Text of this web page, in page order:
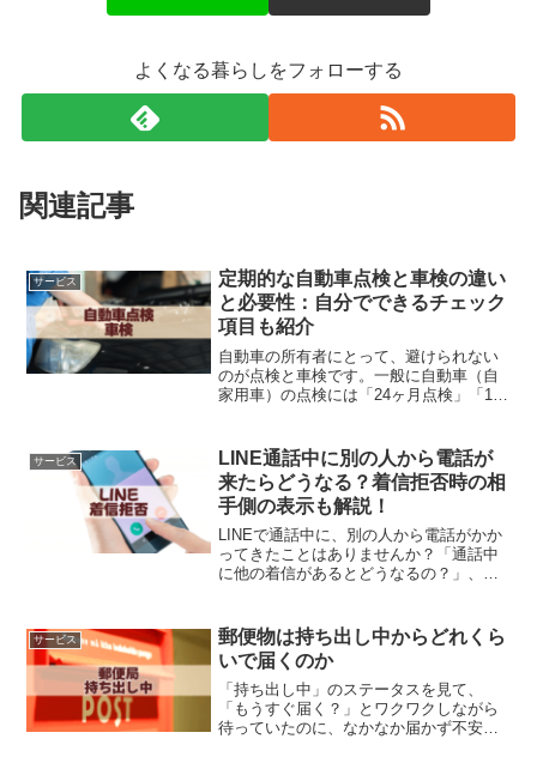
よくなる暮らしをフォローする
関連記事
サービス
定期的な自動車点検と車検の違い
と必要性：自分でできるチェック
項目も紹介
自動車の所有者にとって、避けられない
のが点検と車検です。一般に自動車（自
家用車）の点検には「24ヶ月点検」「12
でしょうか？点検の費用は期間によって
異なりますし、適切な...
サービス
LINE通話中に別の人から電話が
来たらどうなる？着信拒否時の相
手側の表示も解説！
LINEで通話中に、別の人から電話がかか
ってきたことはありませんか？「通話中
に他の着信があるとどうなるの？」、
う。本記事では、LINE通話中の着信の仕
組みと、着信拒否した...
サービス
郵便物は持ち出し中からどれくら
いで届くのか
「持ち出し中」のステータスを見て、
「もうすぐ届く？」とワクワクしながら
待っていたのに、なかなか届かず不安に